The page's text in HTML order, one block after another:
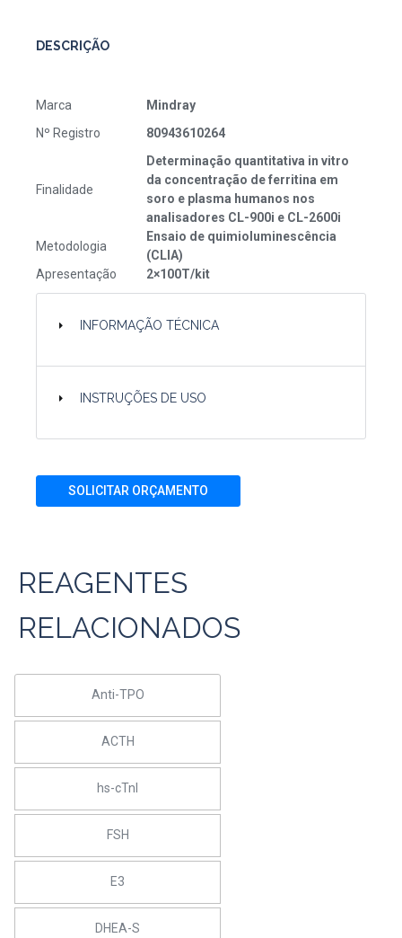
DESCRIÇÃO
Marca
Mindray
Nº Registro
80943610264
Finalidade
Determinação quantitativa in vitro
da concentração de ferritina em
soro e plasma humanos nos
analisadores CL-900i e CL-2600i
Metodologia
Ensaio de quimioluminescência
(CLIA)
Apresentação
2×100T/kit
INFORMAÇÃO TÉCNICA
INSTRUÇÕES DE USO
SOLICITAR ORÇAMENTO
REAGENTES
RELACIONADOS
Anti-TPO
ACTH
hs-cTnI
FSH
E3
DHEA-S